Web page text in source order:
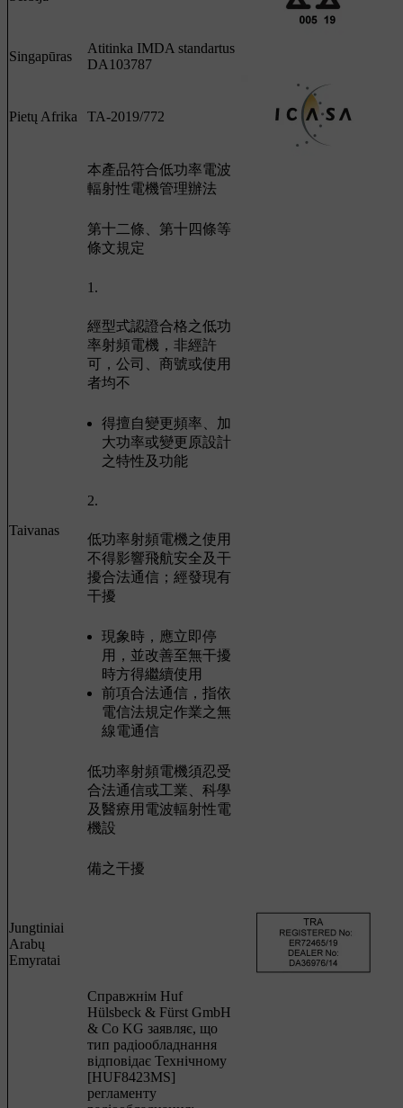
Singapūras
Atitinka IMDA standartus
DA103787
Pietų Afrika TA-2019/772
Taivanas
本產品符合低功率電波
輻射性電機管理辦法
第十二條、第十四條等
條文規定
1.
經型式認證合格之低功
率射頻電機，非經許
可，公司、商號或使用
者均不
得擅自變更頻率、加
大功率或變更原設計
之特性及功能
2.
低功率射頻電機之使用
不得影響飛航安全及干
擾合法通信；經發現有
干擾
現象時，應立即停
用，並改善至無干擾
時方得繼續使用
前項合法通信，指依
電信法規定作業之無
線電通信
低功率射頻電機須忍受
合法通信或工業、科學
及醫療用電波輻射性電
機設
備之干擾
Jungtiniai
Arabų
Emyratai
Cправжнім Huf
Hülsbeck & Fürst GmbH
& Co KG заявляє, що
тип радіообладнання
відповідає Технічному
[HUF8423MS]
регламенту